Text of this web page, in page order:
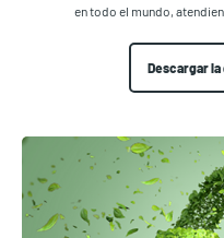
en todo el mundo,
Descargar